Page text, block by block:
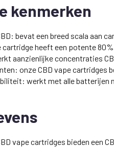
kenmerken
bevat een breed scala aan
heeft een potente
aanzienlijke concentraties
onze CBD vape
werkt met alle batterijen
vape cartridges bieden een